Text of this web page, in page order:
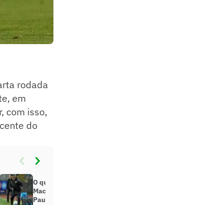
rodada
em
com isso,
do
O que faltou para a vitória? Roger
Machado analisa empate do São
Paulo